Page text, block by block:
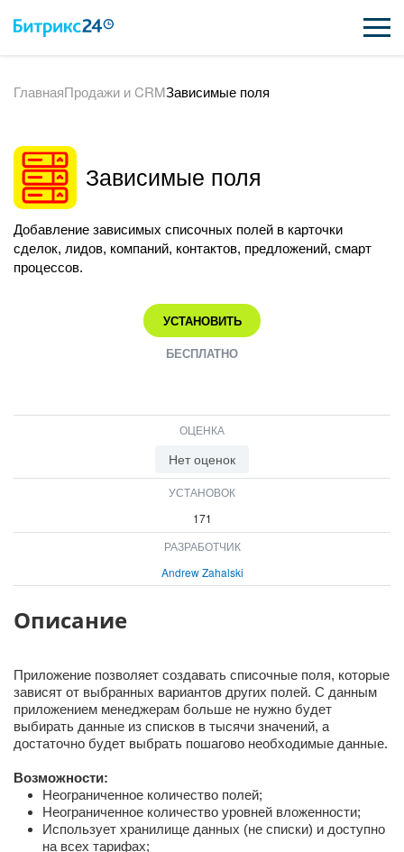
ВОЗМОЖНОСТИ
ИНТЕГРАЦИИ
ПОДДЕРЖКА
ПОЛУЧИТЬ БЕСПЛАТНО
ГлавнаяПродажи и CRMЗависимые поля
Зависимые поля
Добавление зависимых списочных полей в карточки
сделок, лидов, компаний, контактов, предложений, смарт
процессов.
УСТАНОВИТЬ
БЕСПЛАТНО
ОЦЕНКА
Нет оценок
УСТАНОВОК
171
РАЗРАБОТЧИК
Andrew Zahalski
Описание
Приложение позволяет создавать списочные поля, которые
зависят от выбранных вариантов других полей. С данным
приложением менеджерам больше не нужно будет
выбирать данные из списков в тысячи значений, а
достаточно будет выбрать пошагово необходимые данные.
Возможности:
Неограниченное количество полей;
Неограниченное количество уровней вложенности;
Использует хранилище данных (не списки) и доступно
на всех тарифах;